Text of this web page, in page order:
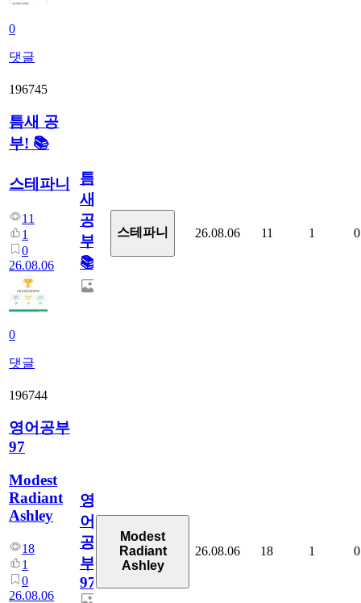
0
댓글
196745
틈새 공
부! 📚
스테파니
11
1
0
26.08.06
0
댓글
틈
새
공
부!
📚
스테파니 26.08.06 11 1 0
196744
영어공부
97
Modest
Radiant
Ashley
18
1
0
26.08.06
영
어
공
부
97
Modest
Radiant
Ashley
26.08.06 18 1 0